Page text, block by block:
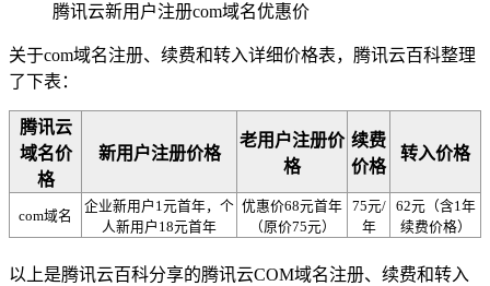
腾讯云新用户注册com域名优惠价
关于com域名注册、续费和转入详细价格表，腾讯云百科整理
了下表：
腾讯云
域名价
格
新用户注册价格
老用户注册价
格
续费
价格
转入价格
com域名
企业新用户1元首年，个
人新用户18元首年
优惠价68元首年
（原价75元）
75元/
年
62元（含1年
续费价格）
以上是腾讯云百科分享的腾讯云COM域名注册、续费和转入